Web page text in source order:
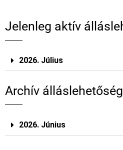
Jelenleg aktív
2026. Július
Archív
2026. Június